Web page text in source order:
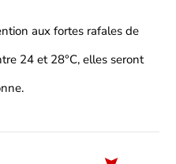
aux fortes rafales de
24 et 28°C, elles seront